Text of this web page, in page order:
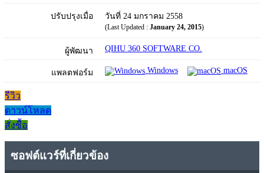
ปรับปรุงเมื่อ วันที่ 24 มกราคม 2558
(Last Updated : January 24, 2015)
ผู้พัฒนา QIHU 360 SOFTWARE CO.
แพลตฟอร์ม Windows macOS
รีวิว
ดาวน์โหลด
สั่งซื้อ
ซอฟต์แวร์ที่เกี่ยวข้อง